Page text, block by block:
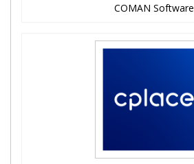
COMAN Software